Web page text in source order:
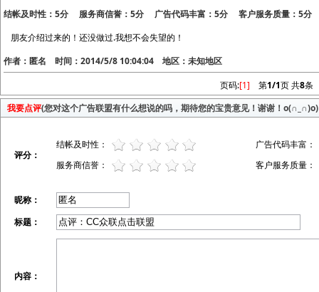
结帐及时性：5分 服务商信誉：5分 广告代码丰富：5分 客户服务质量：5分
朋友介绍过来的！还没做过.我想不会失望的！
作者：匿名 时间：2014/5/8 10:04:04 地区：未知地区
页码:[1] 第1/1页 共8条
我要点评(您对这个广告联盟有什么想说的吗，期待您的宝贵意见！谢谢！o(∩_∩)o)
评分：
结帐及时性：
广告代码丰富：
服务商信誉：
客户服务质量：
昵称：
标题：
内容：